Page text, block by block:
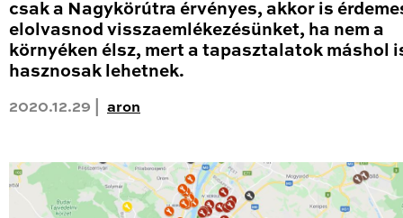
csak a Nagykörútra érvényes, akkor is
elolvasnod visszaemlékezésünket, ha nem a
környéken élsz, mert a tapasztalatok máshol
hasznosak lehetnek.
2020.12.29 | aron